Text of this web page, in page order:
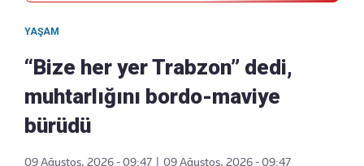
YAŞAM
“Bize her yer Trabzon” dedi,
muhtarlığını bordo-maviye
bürüdü
09 Ağustos, 2026 - 09:47
09 Ağustos, 2026 - 09:47